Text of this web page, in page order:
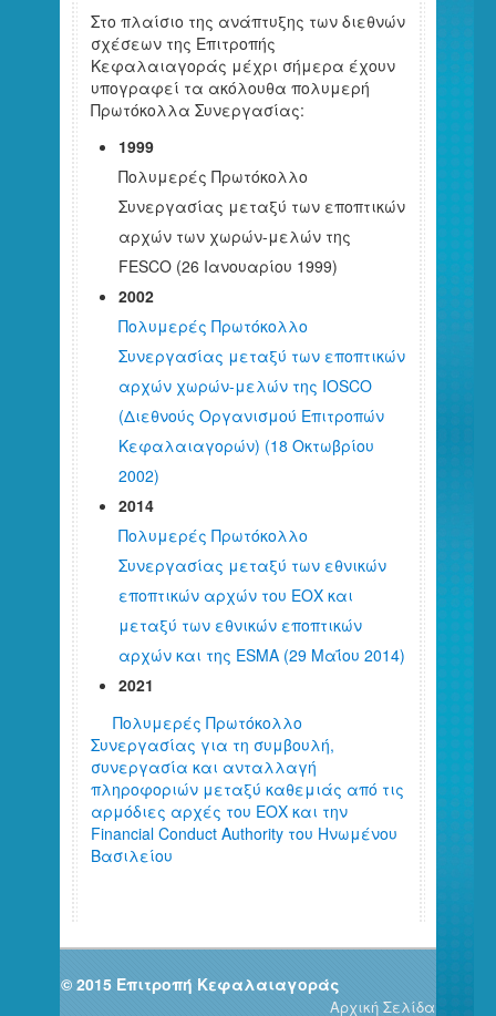
Στο πλαίσιο της ανάπτυξης των διεθνών
σχέσεων της Επιτροπής
Κεφαλαιαγοράς μέχρι σήμερα έχουν
υπογραφεί τα ακόλουθα πολυμερή
Πρωτόκολλα Συνεργασίας:
1999
Πολυμερές Πρωτόκολλο
Συνεργασίας μεταξύ των εποπτικών
αρχών των χωρών-μελών της
FESCO (26 Ιανουαρίου 1999)
2002
Πολυμερές Πρωτόκολλο
Συνεργασίας μεταξύ των εποπτικών
αρχών χωρών-μελών της ΙΟSCO
(Διεθνούς Οργανισμού Επιτροπών
Κεφαλαιαγορών) (18 Οκτωβρίου
2002)
2014
Πολυμερές Πρωτόκολλο
Συνεργασίας μεταξύ των εθνικών
εποπτικών αρχών του ΕΟΧ και
μεταξύ των εθνικών εποπτικών
αρχών και της ΕSMA (29 Μαΐου 2014)
2021
Πολυμερές Πρωτόκολλο
Συνεργασίας για τη συμβουλή,
συνεργασία και ανταλλαγή
πληροφοριών μεταξύ καθεμιάς από τις
αρμόδιες αρχές του ΕΟΧ και την
Financial Conduct Authority του Ηνωμένου
Βασιλείου
© 2015 Επιτροπή Κεφαλαιαγοράς
Αρχική Σελίδα